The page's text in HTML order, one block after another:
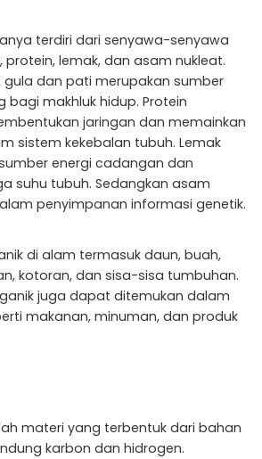
terdiri dari senyawa-senyawa
lemak, dan asam nukleat.
gula dan pati merupakan sumber
bagi makhluk hidup. Protein
jaringan dan memainkan
sistem kekebalan tubuh. Lemak
energi cadangan dan
suhu tubuh. Sedangkan asam
penyimpanan informasi genetik.
di alam termasuk daun, buah,
kotoran, dan sisa-sisa tumbuhan.
juga dapat ditemukan dalam
makanan, minuman, dan produk
materi yang terbentuk dari bahan
karbon dan hidrogen.